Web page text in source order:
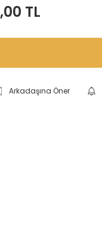
TL
Arkadaşına Öner